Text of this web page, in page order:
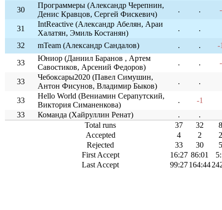
30
Программеры (Александр Черепнин,
Денис Кравцов, Сергей Фискевич)
. .
31
IntReactive (Александр Абелян, Араи
Халатян, Эмиль Костанян)
. .
32
mTeam (Александр Сандалов) . . -
33
Юниор (Даниил Баранов , Артем
Савостиков, Арсений Федоров)
. .
33
Чебоксары2020 (Павел Симушин,
Антон Фисунов, Владимир Быков)
. .
33
Hello World (Вениамин Серапутский,
Виктория Симаненкова)
. -1
33
Команда (Хайруллин Ренат) . .
Total runs
37 32
Accepted
4 2
Rejected
33 30
First Accept
16:27 86:01
Last Accept
99:27164:44